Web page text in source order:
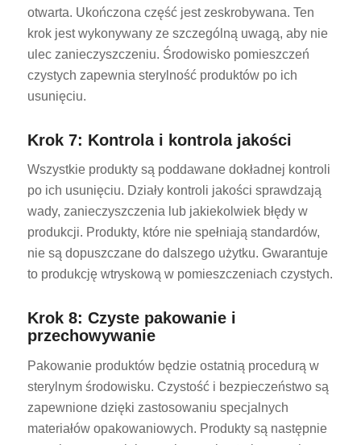
otwarta. Ukończona część jest zeskrobywana. Ten
krok jest wykonywany ze szczególną uwagą, aby nie
ulec zanieczyszczeniu. Środowisko pomieszczeń
czystych zapewnia sterylność produktów po ich
usunięciu.
Krok 7: Kontrola i kontrola jakości
Wszystkie produkty są poddawane dokładnej kontroli
po ich usunięciu. Działy kontroli jakości sprawdzają
wady, zanieczyszczenia lub jakiekolwiek błędy w
produkcji. Produkty, które nie spełniają standardów,
nie są dopuszczane do dalszego użytku. Gwarantuje
to produkcję wtryskową w pomieszczeniach czystych.
Krok 8: Czyste pakowanie i
przechowywanie
Pakowanie produktów będzie ostatnią procedurą w
sterylnym środowisku. Czystość i bezpieczeństwo są
zapewnione dzięki zastosowaniu specjalnych
materiałów opakowaniowych. Produkty są następnie